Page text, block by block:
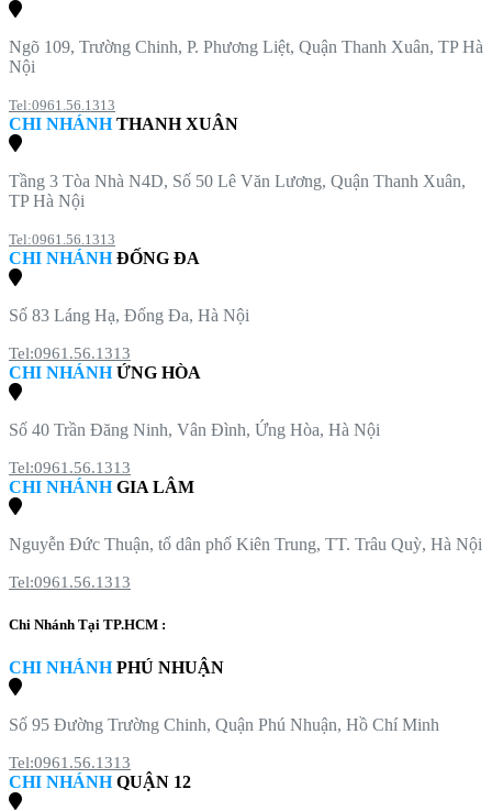
Ngõ 109, Trường Chinh, P. Phương Liệt, Quận Thanh Xuân, TP Hà
Nội
Tel:0961.56.1313
CHI NHÁNHTHANH XUÂN
Tầng 3 Tòa Nhà N4D, Số 50 Lê Văn Lương, Quận Thanh Xuân,
TP Hà Nội
Tel:0961.56.1313
CHI NHÁNHĐỐNG ĐA
Số 83 Láng Hạ, Đống Đa, Hà Nội
Tel:0961.56.1313
CHI NHÁNHỨNG HÒA
Số 40 Trần Đăng Ninh, Vân Đình, Ứng Hòa, Hà Nội
Tel:0961.56.1313
CHI NHÁNHGIA LÂM
Nguyễn Đức Thuận, tổ dân phố Kiên Trung, TT. Trâu Quỳ, Hà Nội
Tel:0961.56.1313
Chi Nhánh Tại TP.HCM :
CHI NHÁNHPHÚ NHUẬN
Số 95 Đường Trường Chinh, Quận Phú Nhuận, Hồ Chí Minh
Tel:0961.56.1313
CHI NHÁNHQUẬN 12